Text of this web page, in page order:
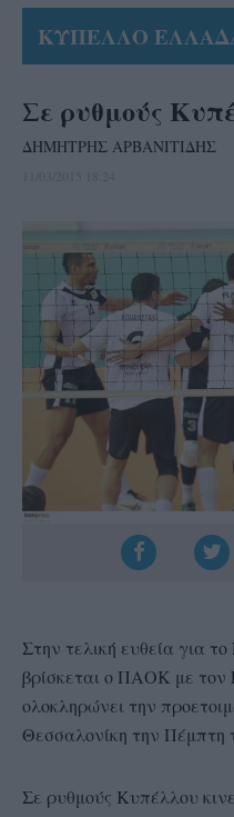
ΚΥΠΕΛΛΟ
Σε ρυθμούς
ΔΗΜΗΤΡΗΣ ΑΡΒΑΝΙΤΙΔΗΣ
Στην τελική ευθεία για
βρίσκεται ο ΠΑΟΚ με τον
ολοκληρώνει την
Θεσσαλονίκη την Πέμπτη
Σε ρυθμούς Κυπέλλου